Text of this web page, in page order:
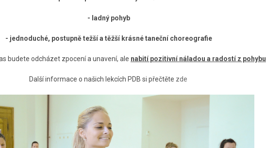
- ladný pohyb
- jednoduché, postupně težší a těžší krásné taneční choreografie
budete odcházet zpocení a unavení, ale nabití pozitivní náladou a radostí z pohybu
Další informace o našich lekcích PDB si přečtěte zde